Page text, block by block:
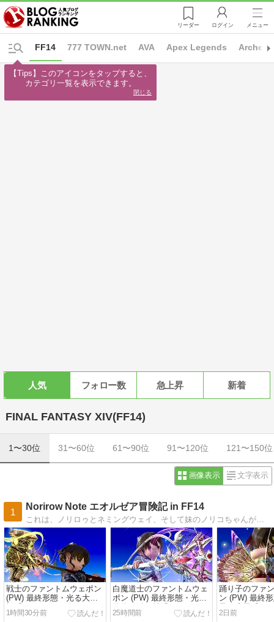
リーダー ログイン メニュー
777 TOWN.net AVA Apex Legends
FF14
人気 フォロー数 急上昇 新着
FINAL FANTASY XIV(FF14)
1〜30位 31〜60位 61〜90位 91〜120位 121〜150位
画像表示 文字表示
1
Norirow Note エオルゼア冒険記 in FF14
これは、ノリロゥとネミングウェイ、そして妹のノリコちゃんが織りなすお宝探しの冒険譚です。この素敵なエオルゼアの世界を旅しながら、発掘したお宝物の記録を毎日ひとつずつ書き残しています。この世界に感謝の気持ちを込めて。
戦士のファントムウェポン
(PW) 最終形態・光る大金
槌『ファントムオカルタ
ム・ウォーハンマー』
1時間30分前
白魔道士のファントムウェ
ポン (PW) 最終形態・光る
天使の鍵の杖『ファントム
オカルタム・ケーン』
25時間前
踊り子のファ
ン (PW) 最終
凰の扇子『フ
ルタム・ファ
2日前
【Tips】このアイコンをタップすると、
カテゴリ一覧を表示できます。
閉じる